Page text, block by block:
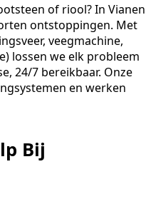
of riool? In Vianen
ontstoppingen. Met
veegmachine,
lossen we elk probleem
24/7 bereikbaar. Onze
en werken
Bij